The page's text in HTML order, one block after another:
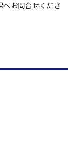
へお問合せくださ